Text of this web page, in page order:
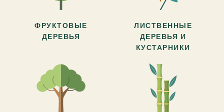
ФРУКТОВЫЕ
ДЕРЕВЬЯ
ЛИСТВЕННЫЕ
ДЕРЕВЬЯ И
КУСТАРНИКИ